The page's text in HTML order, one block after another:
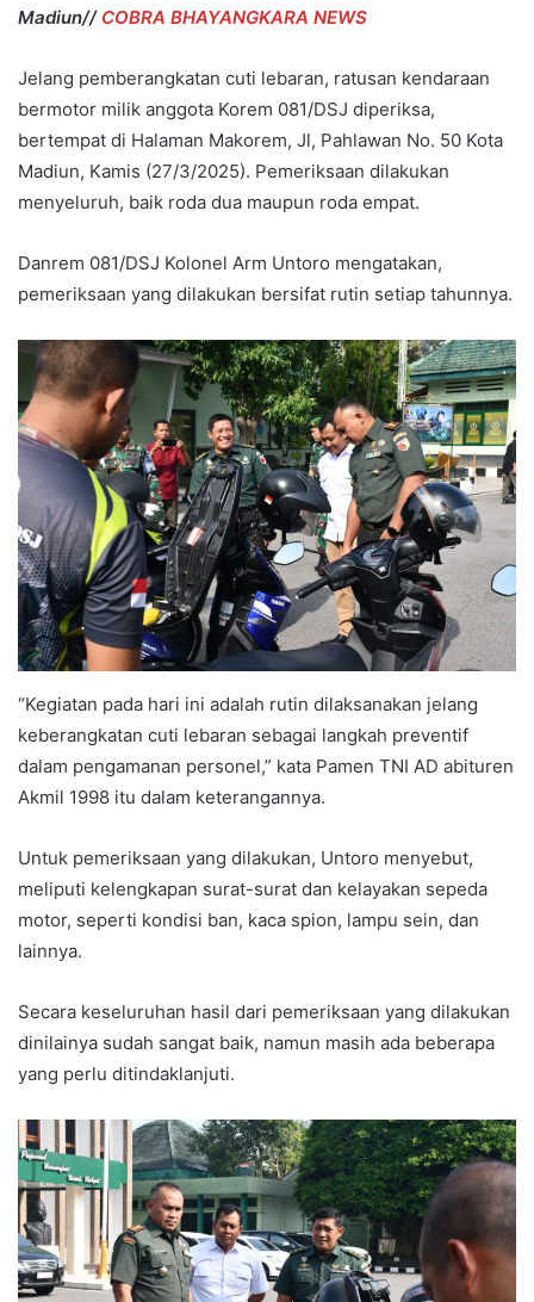
Madiun// COBRA BHAYANGKARA NEWS
Jelang pemberangkatan cuti lebaran, ratusan kendaraan
bermotor milik anggota Korem 081/DSJ diperiksa,
bertempat di Halaman Makorem, Jl, Pahlawan No. 50 Kota
Madiun, Kamis (27/3/2025). Pemeriksaan dilakukan
menyeluruh, baik roda dua maupun roda empat.
Danrem 081/DSJ Kolonel Arm Untoro mengatakan,
pemeriksaan yang dilakukan bersifat rutin setiap tahunnya.
“Kegiatan pada hari ini adalah rutin dilaksanakan jelang
keberangkatan cuti lebaran sebagai langkah preventif
dalam pengamanan personel,” kata Pamen TNI AD abituren
Akmil 1998 itu dalam keterangannya.
Untuk pemeriksaan yang dilakukan, Untoro menyebut,
meliputi kelengkapan surat-surat dan kelayakan sepeda
motor, seperti kondisi ban, kaca spion, lampu sein, dan
lainnya.
Secara keseluruhan hasil dari pemeriksaan yang dilakukan
dinilainya sudah sangat baik, namun masih ada beberapa
yang perlu ditindaklanjuti.